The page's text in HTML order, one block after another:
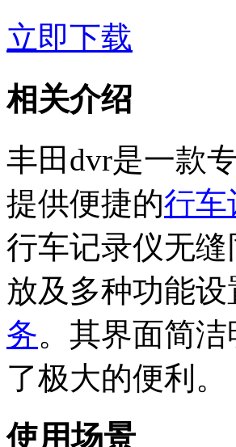
立即下载
相关介绍
丰田dvr是一款
提供便捷的行车
行车记录仪无
放及多种功能
务。其界面简
了极大的便利。
使用场景